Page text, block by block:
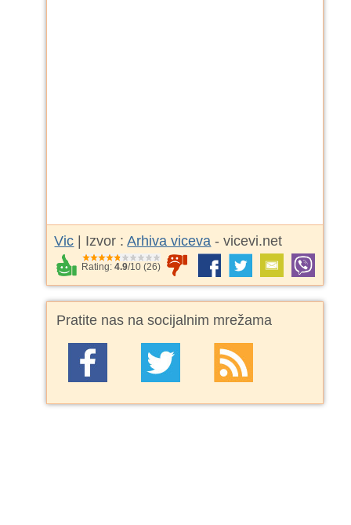
Vic | Izvor :Arhiva viceva - vicevi.net
Rating:4.9/10 (26)
Pratite nas na socijalnim mrežama